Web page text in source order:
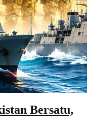
Bersatu,